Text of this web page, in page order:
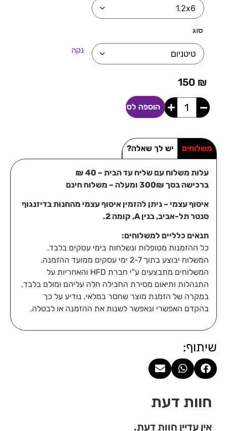
סוג
נקה
150 ₪
הוספה לסל
משלוחים יש לך שאלה?
עלות משלוח עם שליח עד הבית – 40 ₪
ברכישה בסך 300₪ ומעלה – משלוח חינם
איסוף עצמי – ניתן להזמין איסוף עצמי מהחנות בדיזנגוף
סנטר תל-אביב, בנין A, קומה 2.
תנאים כלליים למשלוחים:
כל ההזמנות מטופלות ונשלחות בימי עסקים בלבד.
המשלוח יבוצע בתוך 2-7 ימי עסקים ממועד ההזמנה.
המשלוחים מתבצעים ע"י חברת HFD והאחריות על
התנהלות ותיאום מסירת החבילה חלה עליהם ומולם בלבד.
במקרה של הזמנת מוצר שחסר במלאי, נודיע על כך
בהקדם האפשרי ונאפשר לשנות את ההזמנה או לבטלה.
שיתוף:
חוות דעת
אין עדיין חוות דעת.